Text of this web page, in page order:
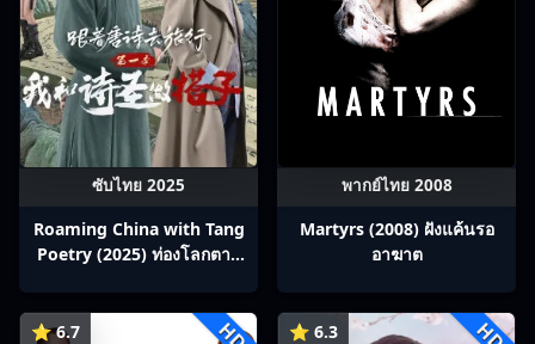
ซับไทย 2025
Roaming China with Tang
Poetry (2025) ท่องโลกตาม
พากย์ไทย 2008
Martyrs (2008) ฝังแค้นรอ
อาฆาต
⭐ 6.7 ⭐ 6.3